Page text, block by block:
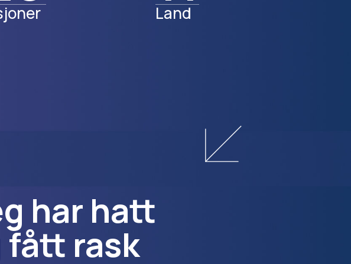
Land
har hatt
rask